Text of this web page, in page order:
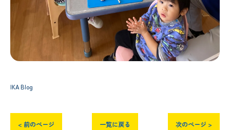
IKA Blog
< 前のページ 一覧に戻る 次のページ >